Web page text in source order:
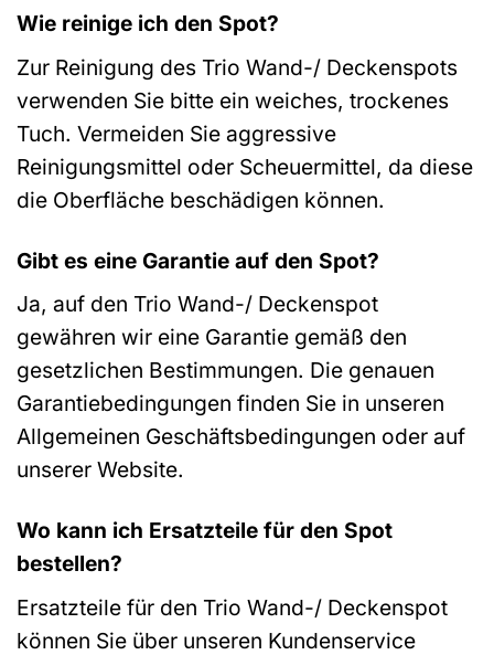
Wie reinige ich den Spot?
Zur Reinigung des Trio Wand-/ Deckenspots
verwenden Sie bitte ein weiches, trockenes
Tuch. Vermeiden Sie aggressive
Reinigungsmittel oder Scheuermittel, da diese
die Oberfläche beschädigen können.
Gibt es eine Garantie auf den Spot?
Ja, auf den Trio Wand-/ Deckenspot
gewähren wir eine Garantie gemäß den
gesetzlichen Bestimmungen. Die genauen
Garantiebedingungen finden Sie in unseren
Allgemeinen Geschäftsbedingungen oder auf
unserer Website.
Wo kann ich Ersatzteile für den Spot
bestellen?
Ersatzteile für den Trio Wand-/ Deckenspot
können Sie über unseren Kundenservice